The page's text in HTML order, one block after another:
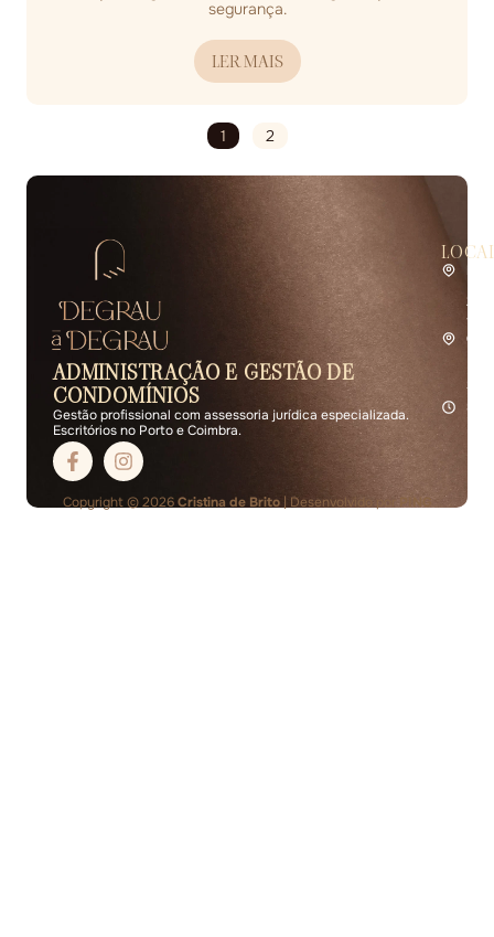
segurança.
LER MAIS
1 2
ADMINISTRAÇÃO E GESTÃO DE
CONDOMÍNIOS
Gestão profissional com assessoria jurídica especializada.
Escritórios no Porto e Coimbra.
2.º
Copyright © 2026Cristina de Brito| Desenvolvido porPING